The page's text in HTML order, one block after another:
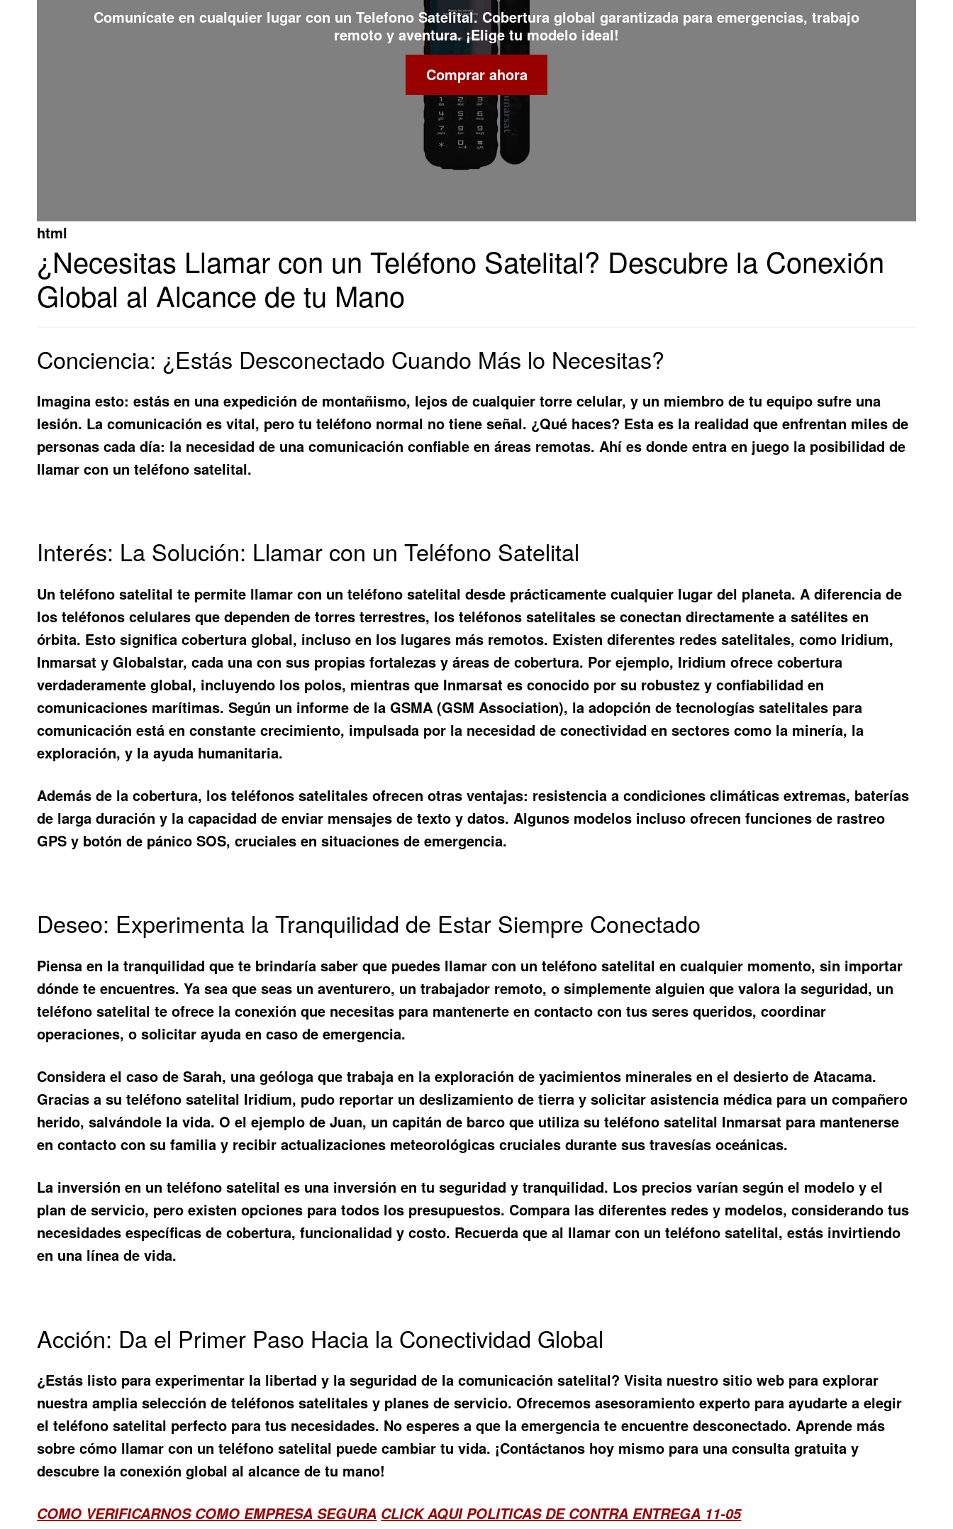
Comunícate en cualquier lugar con un Telefono Satelital. Cobertura global garantizada para emergencias, trabajo
remoto y aventura. ¡Elige tu modelo ideal!
Comprar ahora
html
¿Necesitas Llamar con un Teléfono Satelital? Descubre la Conexión
Global al Alcance de tu Mano
Conciencia: ¿Estás Desconectado Cuando Más lo Necesitas?
Imagina esto: estás en una expedición de montañismo, lejos de cualquier torre celular, y un miembro de tu equipo sufre una
lesión. La comunicación es vital, pero tu teléfono normal no tiene señal. ¿Qué haces? Esta es la realidad que enfrentan miles de
personas cada día: la necesidad de una comunicación confiable en áreas remotas. Ahí es donde entra en juego la posibilidad de
llamar con un teléfono satelital.
Interés: La Solución: Llamar con un Teléfono Satelital
Un teléfono satelital te permite llamar con un teléfono satelital desde prácticamente cualquier lugar del planeta. A diferencia de
los teléfonos celulares que dependen de torres terrestres, los teléfonos satelitales se conectan directamente a satélites en
órbita. Esto significa cobertura global, incluso en los lugares más remotos. Existen diferentes redes satelitales, como Iridium,
Inmarsat y Globalstar, cada una con sus propias fortalezas y áreas de cobertura. Por ejemplo, Iridium ofrece cobertura
verdaderamente global, incluyendo los polos, mientras que Inmarsat es conocido por su robustez y confiabilidad en
comunicaciones marítimas. Según un informe de la GSMA (GSM Association), la adopción de tecnologías satelitales para
comunicación está en constante crecimiento, impulsada por la necesidad de conectividad en sectores como la minería, la
exploración, y la ayuda humanitaria.
Además de la cobertura, los teléfonos satelitales ofrecen otras ventajas: resistencia a condiciones climáticas extremas, baterías
de larga duración y la capacidad de enviar mensajes de texto y datos. Algunos modelos incluso ofrecen funciones de rastreo
GPS y botón de pánico SOS, cruciales en situaciones de emergencia.
Deseo: Experimenta la Tranquilidad de Estar Siempre Conectado
Piensa en la tranquilidad que te brindaría saber que puedes llamar con un teléfono satelital en cualquier momento, sin importar
dónde te encuentres. Ya sea que seas un aventurero, un trabajador remoto, o simplemente alguien que valora la seguridad, un
teléfono satelital te ofrece la conexión que necesitas para mantenerte en contacto con tus seres queridos, coordinar
operaciones, o solicitar ayuda en caso de emergencia.
Considera el caso de Sarah, una geóloga que trabaja en la exploración de yacimientos minerales en el desierto de Atacama.
Gracias a su teléfono satelital Iridium, pudo reportar un deslizamiento de tierra y solicitar asistencia médica para un compañero
herido, salvándole la vida. O el ejemplo de Juan, un capitán de barco que utiliza su teléfono satelital Inmarsat para mantenerse
en contacto con su familia y recibir actualizaciones meteorológicas cruciales durante sus travesías oceánicas.
La inversión en un teléfono satelital es una inversión en tu seguridad y tranquilidad. Los precios varían según el modelo y el
plan de servicio, pero existen opciones para todos los presupuestos. Compara las diferentes redes y modelos, considerando tus
necesidades específicas de cobertura, funcionalidad y costo. Recuerda que al llamar con un teléfono satelital, estás invirtiendo
en una línea de vida.
Acción: Da el Primer Paso Hacia la Conectividad Global
¿Estás listo para experimentar la libertad y la seguridad de la comunicación satelital? Visita nuestro sitio web para explorar
nuestra amplia selección de teléfonos satelitales y planes de servicio. Ofrecemos asesoramiento experto para ayudarte a elegir
el teléfono satelital perfecto para tus necesidades. No esperes a que la emergencia te encuentre desconectado. Aprende más
sobre cómo llamar con un teléfono satelital puede cambiar tu vida. ¡Contáctanos hoy mismo para una consulta gratuita y
descubre la conexión global al alcance de tu mano!
COMO VERIFICARNOS COMO EMPRESA SEGURA CLICK AQUI POLITICAS DE CONTRA ENTREGA 11-05